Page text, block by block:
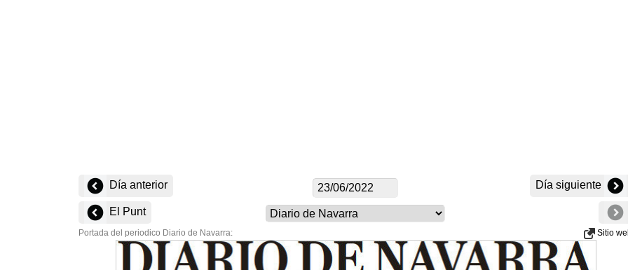
Día anterior Día siguiente
El Punt
Portada del periodico Diario de Navarra: Sitio